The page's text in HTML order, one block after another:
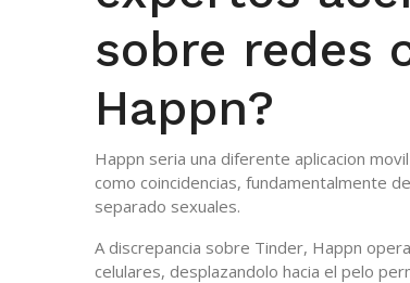
sobre redes
Happn?
Happn seri­a una diferente aplicacion
como coincidencias, fundamentalmente
separado sexuales.
A discrepancia sobre Tinder, Happn
celulares, desplazandolo hacia el pelo